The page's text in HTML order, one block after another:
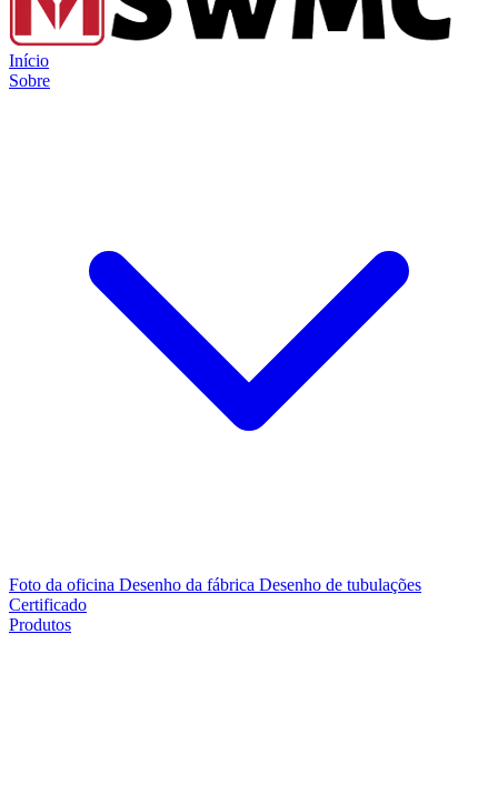
Início
Sobre
Foto da oficina Desenho da fábrica Desenho de tubulações
Certificado
Produtos